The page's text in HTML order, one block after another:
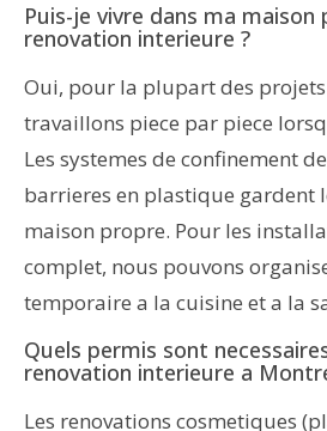
Puis-je vivre dans ma maison
renovation interieure ?
Oui, pour la plupart des
travaillons piece par piece
Les systemes de confinement
barrieres en plastique gardent
maison propre. Pour les
complet, nous pouvons
temporaire a la cuisine et a la
Quels permis sont
renovation interieure a
Les renovations cosmetiques